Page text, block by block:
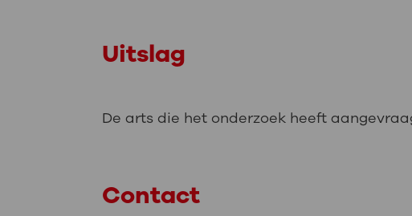
Uitslag
De arts die het onderzoek heeft
Contact